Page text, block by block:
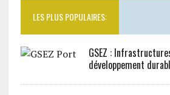
LES PLUS POPULAIRES:
GSEZ :
développement